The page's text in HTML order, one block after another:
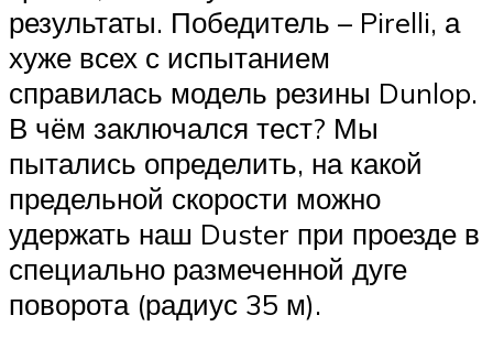
результаты. Победитель – Pirelli, а
хуже всех с испытанием
справилась модель резины Dunlop.
В чём заключался тест? Мы
пытались определить, на какой
предельной скорости можно
удержать наш Duster при проезде в
специально размеченной дуге
поворота (радиус 35 м).